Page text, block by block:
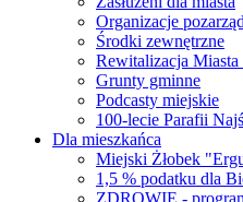
Organizacje
Środki zewnętrzne
Rewitalizacja Miasta
Grunty gminne
Podcasty miejskie
100-lecie Parafii
Dla mieszkańca
Miejski Żłobek
1,5 % podatku dla
ZDROWIE -